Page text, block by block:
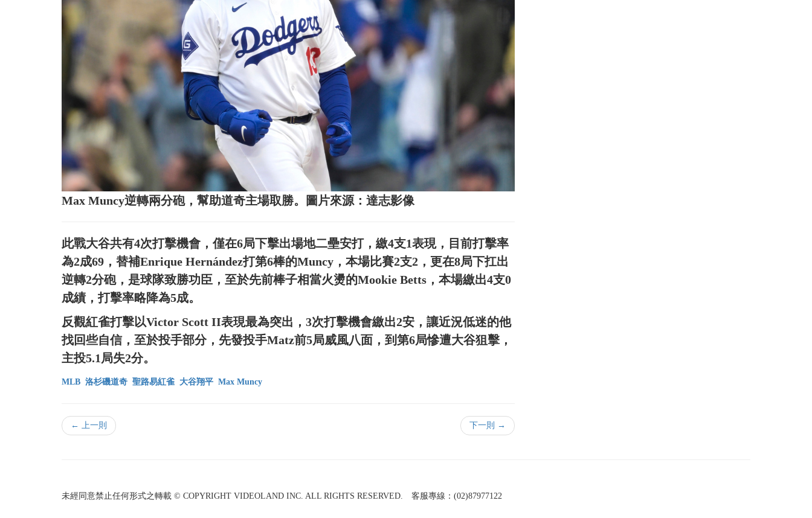
Max Muncy逆轉兩分砲，幫助道奇主場取勝。圖片來源：達志影像
此戰大谷共有4次打擊機會，僅在6局下擊出場地二壘安打，繳4支1表現，目前打擊率
為2成69，替補Enrique Hernández打第6棒的Muncy，本場比賽2支2，更在8局下扛出
逆轉2分砲，是球隊致勝功臣，至於先前棒子相當火燙的Mookie Betts，本場繳出4支0
成績，打擊率略降為5成。
反觀紅雀打擊以Victor Scott II表現最為突出，3次打擊機會繳出2安，讓近況低迷的他
找回些自信，至於投手部分，先發投手Matz前5局威風八面，到第6局慘遭大谷狙擊，
主投5.1局失2分。
MLB 洛杉磯道奇 聖路易紅雀 大谷翔平 Max Muncy
← 上一則 下一則 →
未經同意禁止任何形式之轉載 © COPYRIGHT VIDEOLAND INC. ALL RIGHTS RESERVED. 客服專線：(02)87977122